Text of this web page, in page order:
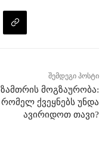
შემდეგი პოსტი
ზამთრის მოგზაურობა:
რომელ ქვეყნებს უნდა
ავირიდოთ თავი?